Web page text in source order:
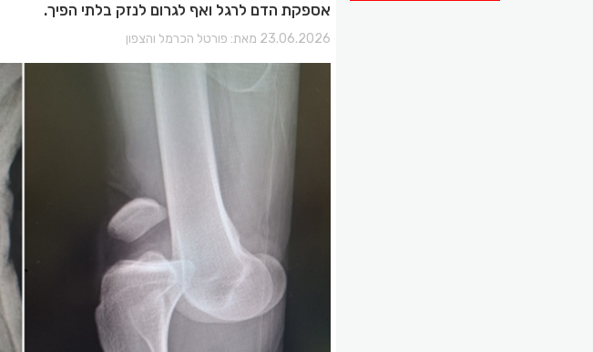
אספקת הדם לרגל ואף לגרום לנזק בלתי הפיך.
23.06.2026 מאת: פורטל הכרמל והצפון